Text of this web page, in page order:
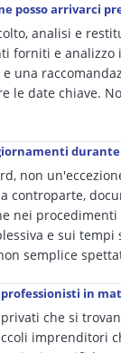
posso arrivarci
analisi e
forniti e
una
le date chiave.
non
controparte,
nei
e sui
semplice
in
che si
imprenditori